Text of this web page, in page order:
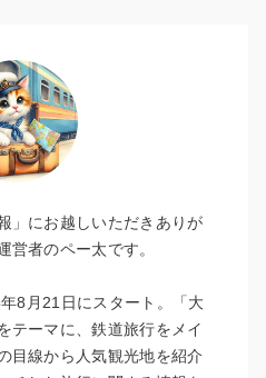
」にお越しいただきありが
営者のペー太です。
8月21日にスタート。「大
テーマに、鉄道旅行をメイ
目線から人気観光地を紹介